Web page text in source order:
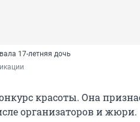
17-летняя дочь
красоты. Она
организаторов и жюри.